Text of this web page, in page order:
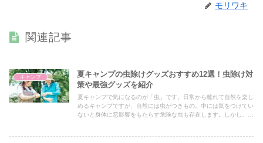
モリワキ
関連記事
キャンプ
夏キャンプの虫除けグッズおすすめ12選！虫除け対
策や最強グッズを紹介
夏キャンプで気になるのが「虫」です。日常から離れて自然を楽し
めるキャンプですが、自然には虫がつきもの。中には気をつけてい
ないと身体に悪影響をもたらす危険な虫も存在します。しかし、さ